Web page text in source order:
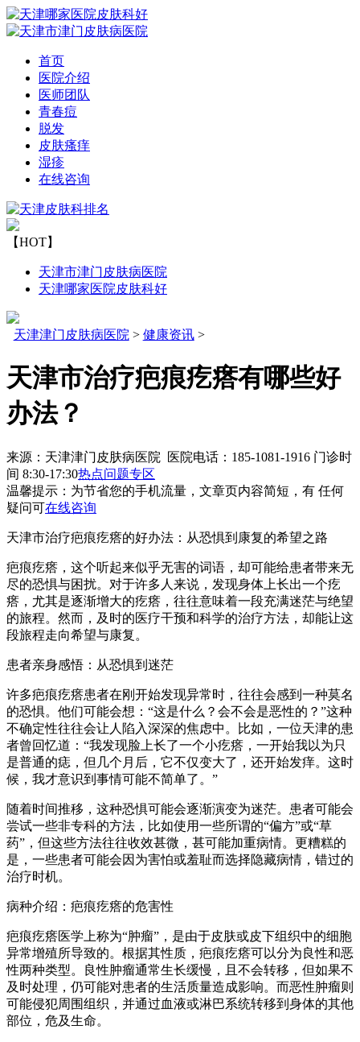
首页
医院介绍
医师团队
青春痘
脱发
皮肤瘙痒
湿疹
在线咨询
【HOT】
天津市津门皮肤病医院
天津哪家医院皮肤科好
天津津门皮肤病医院 > 健康资讯>
天津市治疗疤痕疙瘩有哪些好
办法？
来源：天津津门皮肤病医院 医院电话：185-1081-1916 门诊时
间 8:30-17:30热点问题专区
温馨提示： 为节省您的手机流量，文章页内容简短，有 任何
疑问可在线咨询
天津市治疗疤痕疙瘩的好办法：从恐惧到康复的希望之路
疤痕疙瘩，这个听起来似乎无害的词语，却可能给患者带来无
尽的恐惧与困扰。对于许多人来说，发现身体上长出一个疙
瘩，尤其是逐渐增大的疙瘩，往往意味着一段充满迷茫与绝望
的旅程。然而，及时的医疗干预和科学的治疗方法，却能让这
段旅程走向希望与康复。
患者亲身感悟：从恐惧到迷茫
许多疤痕疙瘩患者在刚开始发现异常时，往往会感到一种莫名
的恐惧。他们可能会想：“这是什么？会不会是恶性的？”这种
不确定性往往会让人陷入深深的焦虑中。比如，一位天津的患
者曾回忆道：“我发现脸上长了一个小疙瘩，一开始我以为只
是普通的痣，但几个月后，它不仅变大了，还开始发痒。这时
候，我才意识到事情可能不简单了。”
随着时间推移，这种恐惧可能会逐渐演变为迷茫。患者可能会
尝试一些非专科的方法，比如使用一些所谓的“偏方”或“草
药”，但这些方法往往收效甚微，甚可能加重病情。更糟糕的
是，一些患者可能会因为害怕或羞耻而选择隐藏病情，错过的
治疗时机。
病种介绍：疤痕疙瘩的危害性
疤痕疙瘩医学上称为“肿瘤”，是由于皮肤或皮下组织中的细胞
异常增殖所导致的。根据其性质，疤痕疙瘩可以分为良性和恶
性两种类型。良性肿瘤通常生长缓慢，且不会转移，但如果不
及时处理，仍可能对患者的生活质量造成影响。而恶性肿瘤则
可能侵犯周围组织，并通过血液或淋巴系统转移到身体的其他
部位，危及生命。